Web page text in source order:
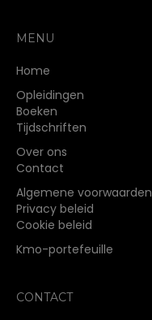
MENU
Home
Opleidingen
Boeken
Tijdschriften
Over ons
Contact
Algemene voorwaarden
Privacy beleid
Cookie beleid
Kmo-portefeuille
CONTACT